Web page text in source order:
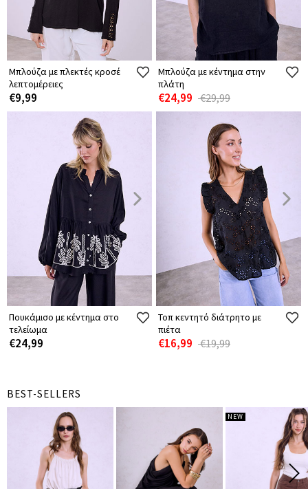
Μπλούζα με πλεκτές κροσέ
λεπτομέρειες
€9,99
Μπλούζα με κέντημα στην
πλάτη
€24,99 €29,99
Πουκάμισο με κέντημα στο
τελείωμα
€24,99
Τοπ κεντητό διάτρητο με
πιέτα
€16,99 €19,99
BEST-SELLERS
NEW